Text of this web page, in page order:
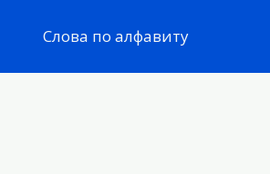
Слова по алфавиту